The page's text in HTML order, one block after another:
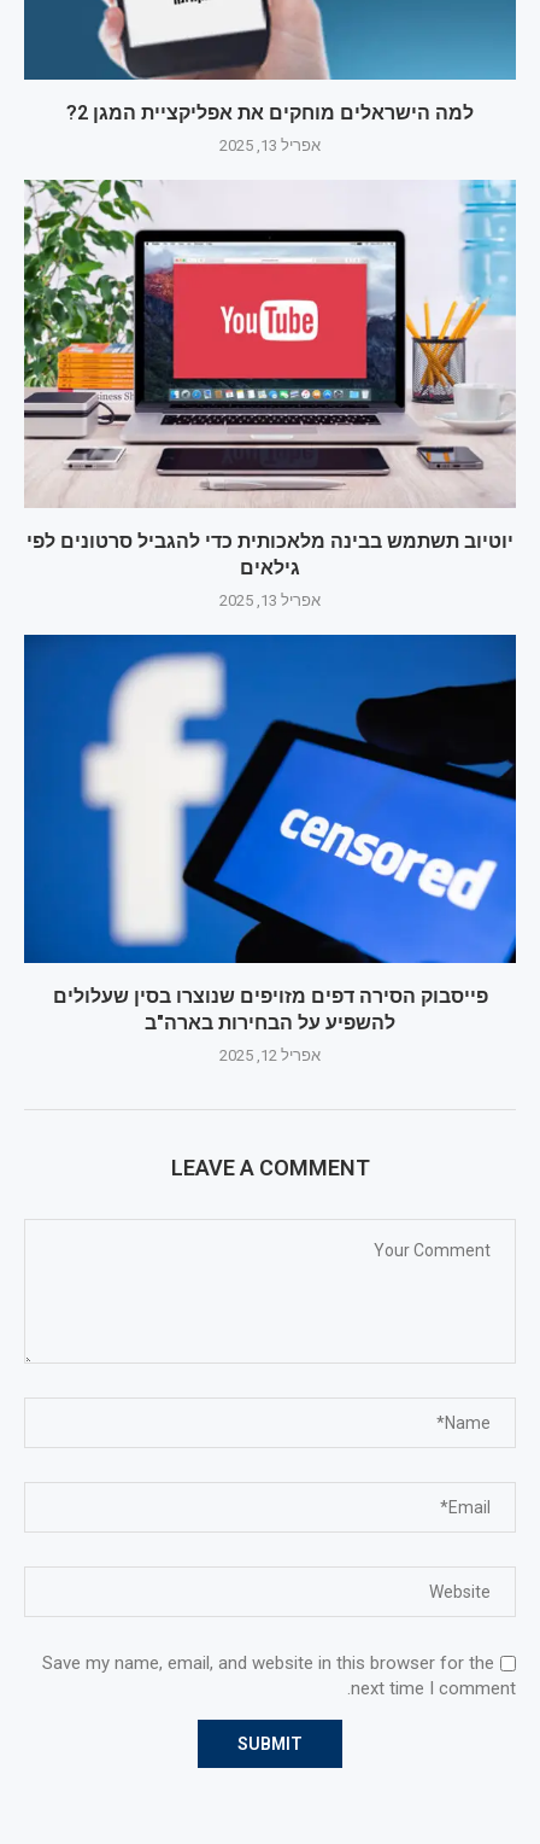
למה הישראלים מוחקים את אפליקציית המגן 2?
אפריל 13, 2025
יוטיוב תשתמש בבינה מלאכותית כדי להגביל סרטונים לפי
גילאים
אפריל 13, 2025
פייסבוק הסירה דפים מזויפים שנוצרו בסין שעלולים
להשפיע על הבחירות בארה"ב
אפריל 12, 2025
LEAVE A COMMENT
Save my name, email, and website in this browser for the
next time I comment.